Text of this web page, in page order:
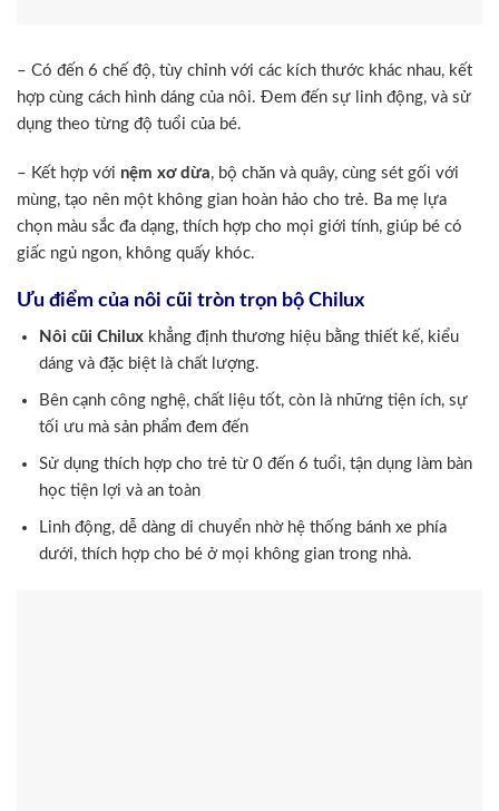
– Có đến 6 chế độ, tùy chỉnh với các kích thước khác nhau, kết
hợp cùng cách hình dáng của nôi. Đem đến sự linh động, và sử
dụng theo từng độ tuổi của bé.
– Kết hợp với nệm xơ dừa, bộ chăn và quây, cùng sét gối với
mùng, tạo nên một không gian hoàn hảo cho trẻ. Ba mẹ lựa
chọn màu sắc đa dạng, thích hợp cho mọi giới tính, giúp bé có
giấc ngủ ngon, không quấy khóc.
Ưu điểm của nôi cũi tròn trọn bộ Chilux
Nôi cũi Chiluxkhẳng định thương hiệu bằng thiết kế, kiểu
dáng và đặc biệt là chất lượng.
Bên cạnh công nghệ, chất liệu tốt, còn là những tiện ích, sự
tối ưu mà sản phẩm đem đến
Sử dụng thích hợp cho trẻ từ 0 đến 6 tuổi, tận dụng làm bàn
học tiện lợi và an toàn
Linh động, dễ dàng di chuyển nhờ hệ thống bánh xe phía
dưới, thích hợp cho bé ở mọi không gian trong nhà.